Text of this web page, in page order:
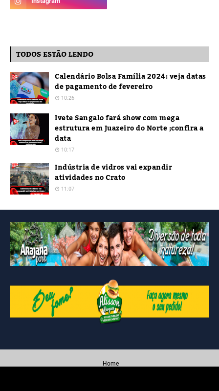
TODOS ESTÃO LENDO
Calendário Bolsa Família 2024: veja datas
de pagamento de fevereiro
10:26
Ivete Sangalo fará show com mega
estrutura em Juazeiro do Norte ;confira a
data
10:17
Indústria de vidros vai expandir
atividades no Crato
11:07
Home